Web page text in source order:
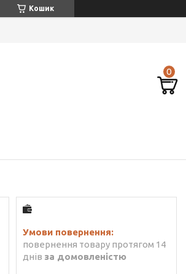
Кошик
повернення товару протягом 14
днів за домовленістю